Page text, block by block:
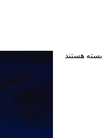
بسته هستند